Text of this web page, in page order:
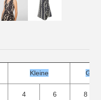
Kleine
4 6 8